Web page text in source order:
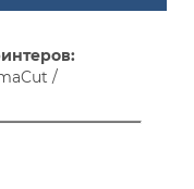
/